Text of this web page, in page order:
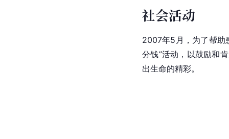
社会活动
2007年5月，为了帮助
分钱”活动，以鼓励和
出生命的精彩。